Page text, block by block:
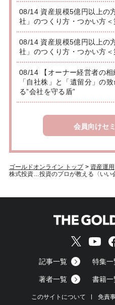
08/14 資産規模5億円以上の
社」のつくり方・つかい方
08/14 資産規模5億円以上の
社」のつくり方・つかい方
08/14 【オーナー経営者の相
「自社株」と「遺留分」の
る”会社を守る盾”
会員向けセ
ゴールドオンライン トップ > 資産運用
株式投資…投資のプロが教える〈いい
記事一覧 特集一
著者一覧 書籍一
このサイトについて 免責